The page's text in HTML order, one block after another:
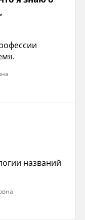
названий